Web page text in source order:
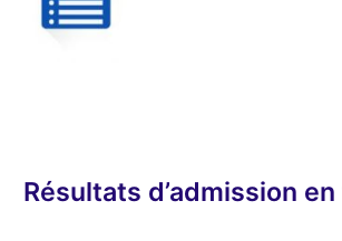
Résultats d’admission